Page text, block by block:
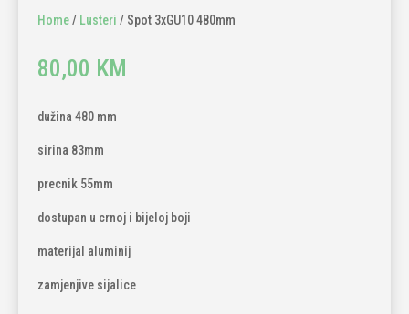
Home/ Lusteri / Spot 3xGU10 480mm
80,00 KM
dužina 480 mm
sirina 83mm
precnik 55mm
dostupan u crnoj i bijeloj boji
materijal aluminij
zamjenjive sijalice